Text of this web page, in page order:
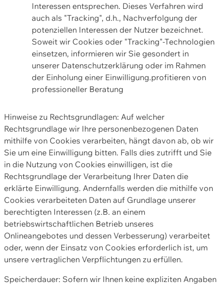
Interessen entsprechen. Dieses Verfahren wird
auch als "Tracking", d.h., Nachverfolgung der
potenziellen Interessen der Nutzer bezeichnet.
Soweit wir Cookies oder "Tracking"-Technologien
einsetzen, informieren wir Sie gesondert in
unserer Datenschutzerklärung oder im Rahmen
der Einholung einer Einwilligung.profitieren von
professioneller Beratung
Hinweise zu Rechtsgrundlagen: Auf welcher
Rechtsgrundlage wir Ihre personenbezogenen Daten
mithilfe von Cookies verarbeiten, hängt davon ab, ob wir
Sie um eine Einwilligung bitten. Falls dies zutrifft und Sie
in die Nutzung von Cookies einwilligen, ist die
Rechtsgrundlage der Verarbeitung Ihrer Daten die
erklärte Einwilligung. Andernfalls werden die mithilfe von
Cookies verarbeiteten Daten auf Grundlage unserer
berechtigten Interessen (z.B. an einem
betriebswirtschaftlichen Betrieb unseres
Onlineangebotes und dessen Verbesserung) verarbeitet
oder, wenn der Einsatz von Cookies erforderlich ist, um
unsere vertraglichen Verpflichtungen zu erfüllen.
Speicherdauer: Sofern wir Ihnen keine expliziten Angaben